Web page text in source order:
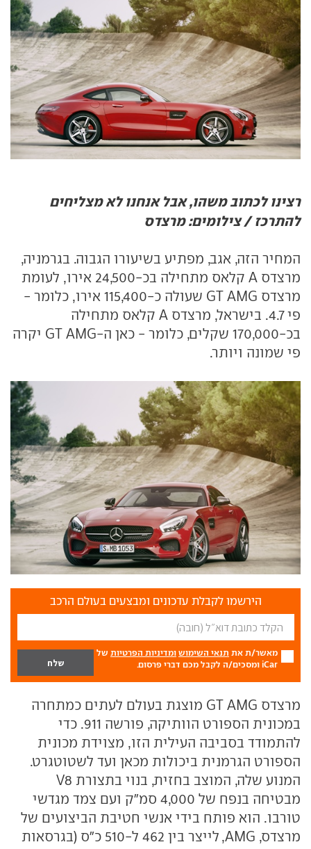
רצינו לכתוב משהו, אבל אנחנו לא מצליחים
להתרכז / צילומים: מרצדס
המחיר הזה, אגב, מפתיע בשיעורו הגבוה. בגרמניה,
מרצדס A קלאס מתחילה בכ-24,500 אירו, לעומת
מרצדס GT AMG שעולה כ-115,400 אירו, כלומר -
פי 4.7. בישראל, מרצדס A קלאס מתחילה
בכ-170,000 שקלים, כלומר - כאן ה-GT AMG יקרה
פי שמונה ויותר.
הירשמו לקבלת עדכונים ומבצעים בעולם הרכב
מאשר/ת את תנאי השימוש ומדיניות הפרטיות של
iCar ומסכים/ה לקבל מכם דברי פרסום.
מרצדס GT AMG מוצגת בעולם לעתים כמתחרה
במכונית הספורט הוותיקה, פורשה 911. כדי
להתמודד בסביבה העילית הזו, מצוידת מכונית
הספורט הגרמנית ביכולות מכאן ועד לשטוטגרט.
המנוע שלה, המוצב בחזית, בנוי בתצורת V8
מבטיחה בנפח של 4,000 סמ"ק ועם צמד מגדשי
טורבו. הוא פותח בידי אנשי חטיבת הביצועים של
מרצדס, AMG, לייצר בין 462 ל-510 כ"ס (בגרסאות